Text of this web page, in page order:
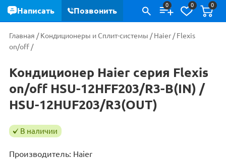
0 0 0
Главная /Кондиционеры и Сплит-системы /Haier /Flexis
on/off /
Кондиционер Haier серия Flexis
on/off HSU-12HFF203/R3-B(IN) /
HSU-12HUF203/R3(OUT)
В наличии
Производитель: Haier
Написать Позвонить